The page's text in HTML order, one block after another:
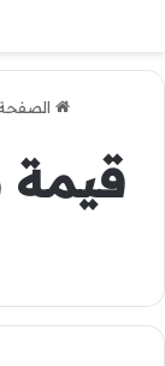
قيمة